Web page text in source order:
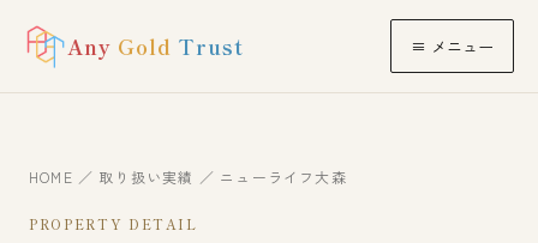
Any Gold Trust ≡ メニュー
HOME ／ 取り扱い実績 ／ ニューライフ大森
PROPERTY DETAIL